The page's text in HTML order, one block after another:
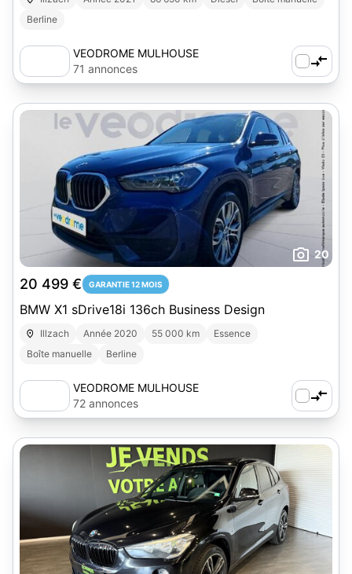
Berline
VEODROME MULHOUSE
71 annonces
20
20 499 € GARANTIE 12 MOIS
BMW X1 sDrive18i 136ch Business Design
Illzach Année 2020 55 000 km
Essence
Boîte manuelle
Berline
VEODROME MULHOUSE
72 annonces